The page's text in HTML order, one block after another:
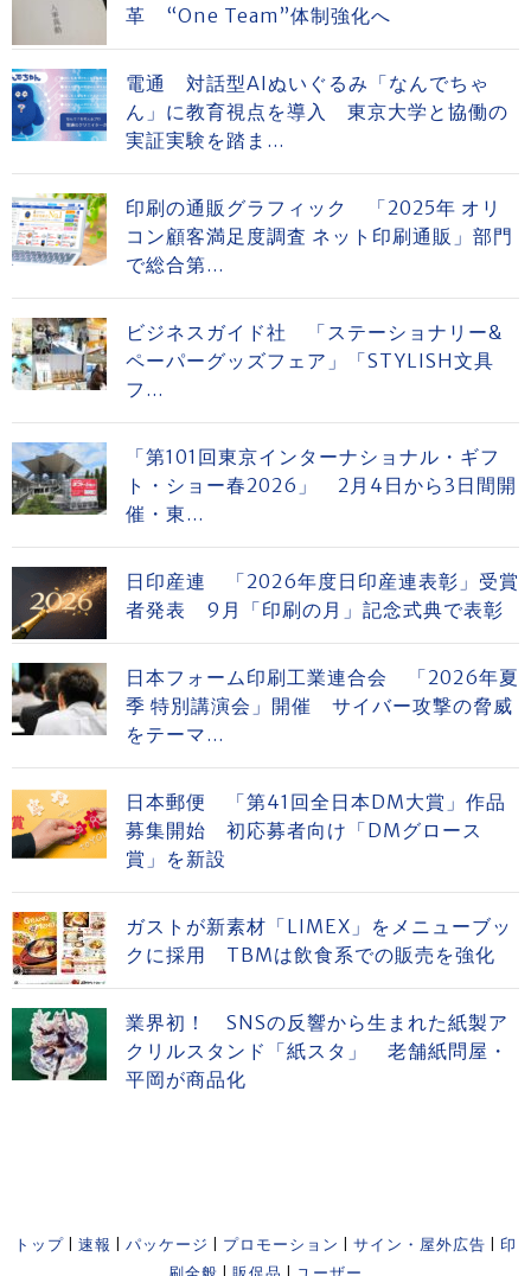
革 “One Team”体制強化へ
電通 対話型AIぬいぐるみ「なんでちゃ
ん」に教育視点を導入 東京大学と協働の
実証実験を踏ま...
印刷の通販グラフィック 「2025年 オリ
コン顧客満足度調査 ネット印刷通販」部門
で総合第...
ビジネスガイド社 「ステーショナリー&
ペーパーグッズフェア」「STYLISH文具
フ...
「第101回東京インターナショナル・ギフ
ト・ショー春2026」 2月4日から3日間開
催・東...
日印産連 「2026年度日印産連表彰」受賞
者発表 9月「印刷の月」記念式典で表彰
日本フォーム印刷工業連合会 「2026年夏
季 特別講演会」開催 サイバー攻撃の脅威
をテーマ...
日本郵便 「第41回全日本DM大賞」作品
募集開始 初応募者向け「DMグロース
賞」を新設
ガストが新素材「LIMEX」をメニューブッ
クに採用 TBMは飲食系での販売を強化
業界初！ SNSの反響から生まれた紙製ア
クリルスタンド「紙スタ」 老舗紙問屋・
平岡が商品化
トップ 速報 パッケージ プロモーション サイン・屋外広告
印